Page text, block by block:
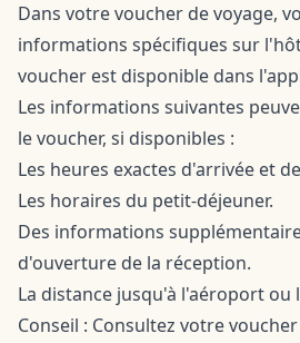
Dans votre voucher de voyage,
informations spécifiques sur
voucher est disponible dans
Les informations suivantes
le voucher, si disponibles :
Les heures exactes d'arrivée et
Les horaires du petit-déjeuner.
Des informations
d'ouverture de la réception.
La distance jusqu'à l'aéroport ou
Conseil : Consultez votre